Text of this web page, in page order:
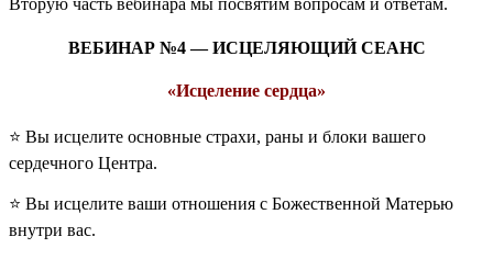
Вторую часть вебинара мы посвятим вопросам и ответам.
ВЕБИНАР №4 —ИСЦЕЛЯЮЩИЙ СЕАНС
«Исцеление сердца»
⭐️ Вы исцелите основные страхи, раны и блоки вашего
сердечного Центра.
⭐️ Вы исцелите ваши отношения с Божественной Матерью
внутри вас.